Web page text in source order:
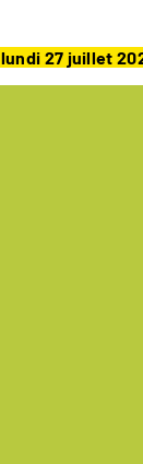
lundi 27 juillet